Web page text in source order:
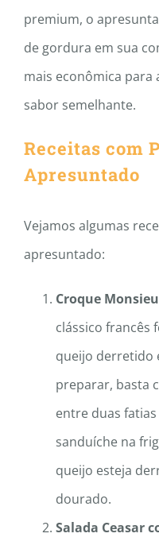
premium, o
de gordura em sua
mais econômica para
sabor semelhante.
Receitas com
Apresuntado
Vejamos algumas
apresuntado:
Croque
clássico francês
queijo derretido
preparar, basta
entre duas
sanduíche na
queijo esteja
dourado.
Salada Ceasar